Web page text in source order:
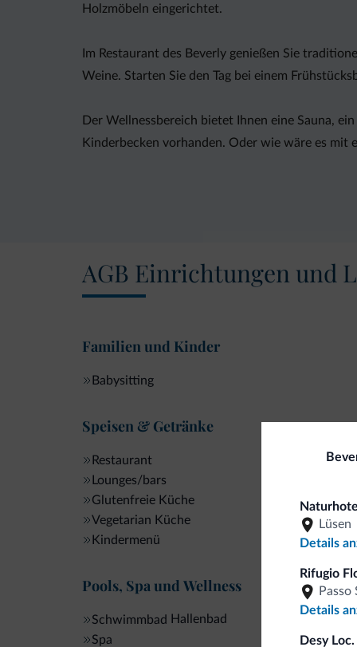
Holzmöbeln eingerichtet.
Im Restaurant des Beverly genießen Sie
Weine. Starten Sie den Tag bei einem
Der Wellnessbereich bietet Ihnen eine Sauna,
Kinderbecken vorhanden. Oder wie wäre es
Das Hotel befindet sich 100 m vom Skilift Doss
AGB Einrichtungen und
Familien und Kinder
Babysitting
Speisen & Getränke
Restaurant
Lounges/bars
Glutenfreie Küche
Vegetarian Küche
Kindermenü
Pools, Spa und Wellness
Schwimmbad Hallenbad
Spa
Lüsen
Details
Rifugio
Passo
Details
Desy